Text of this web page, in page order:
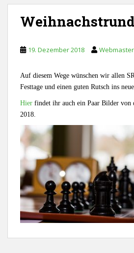
19. Dezember 2018 Webmaster
Auf diesem Wege wünschen wir allen
Festtage und einen guten Rutsch ins neue
Hier findet ihr auch ein Paar Bilder von
2018.